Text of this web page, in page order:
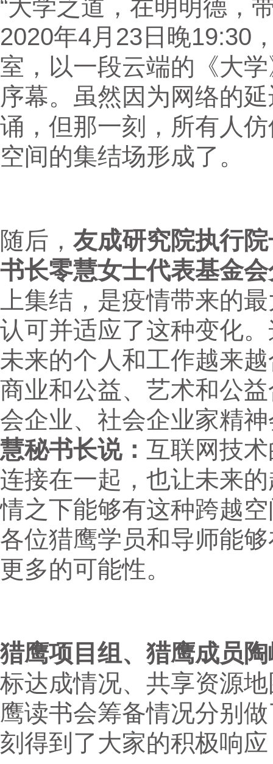
“大学之道，在明明德
2020年4月23日晚19:30
室，以一段云端的《大
序幕。虽然因为网络的
诵，但那一刻，所有人
空间的集结场形成了。
随后， 友成研究院执行
书长零慧女士代表基金
上集结，是疫情带来的
认可并适应了这种变化
未来的个人和工作越来
商业和公益、艺术和公
会企业、社会企业家精
慧秘书长说： 互联网技
连接在一起，也让未来
情之下能够有这种跨越
各位猎鹰学员和导师能
更多的可能性。
猎鹰项目组、猎鹰成员
标达成情况、共享资源
鹰读书会筹备情况分别
刻得到了大家的积极响